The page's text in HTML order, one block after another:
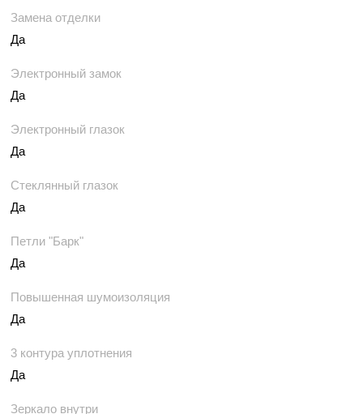
Замена отделки
Да
Электронный замок
Да
Электронный глазок
Да
Стеклянный глазок
Да
Петли "Барк"
Да
Повышенная шумоизоляция
Да
3 контура уплотнения
Да
Зеркало внутри